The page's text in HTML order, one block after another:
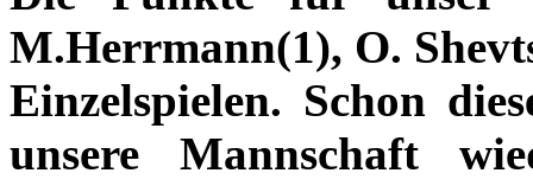
M.Herrmann(1), O.
Einzelspielen. Schon
unsere Mannschaft